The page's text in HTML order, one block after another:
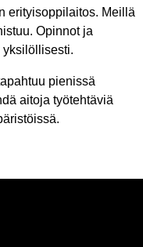
erityisoppilaitos. Meillä
Opinnot ja
pienissä
aitoja työtehtäviä